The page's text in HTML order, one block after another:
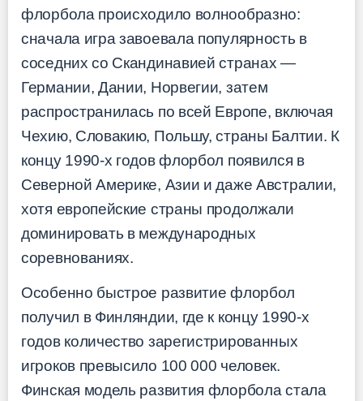
флорбола происходило волнообразно:
сначала игра завоевала популярность в
соседних со Скандинавией странах —
Германии, Дании, Норвегии, затем
распространилась по всей Европе, включая
Чехию, Словакию, Польшу, страны Балтии. К
концу 1990-х годов флорбол появился в
Северной Америке, Азии и даже Австралии,
хотя европейские страны продолжали
доминировать в международных
соревнованиях.
Особенно быстрое развитие флорбол
получил в Финляндии, где к концу 1990-х
годов количество зарегистрированных
игроков превысило 100 000 человек.
Финская модель развития флорбола стала